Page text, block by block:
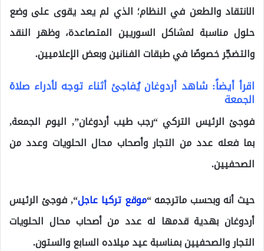
الانتقاد والطعن في النظام؛ الذي لم يعد يقوى على وضع
حلول مناسبة لمشاكل السوريين المتصاعدة، وظهر النقد
والتضجّر خصوصًا في طبقات الفنانين وبعض الإعلاميين.
اقرأ أيضاً: شاهد أردوغان يُفاجئ أثناء توجه لأدراء صلاة
الجمعة
فوجئ الرئيس التركي “رجب طيب أردوغان”, اليوم الجمعة,
بما فعله عدد من التجار وأصحاب محال الحلويات وعدد من
الصحفيين.
حيث أنه وبحسب ماترجمه “موقع تركيا عاجل“, فوجئ الرئيس
أردوغان بهدية قدمها له عدد من أصحاب محال الحلويات
التجار والصحفيين بمناسبة عيد ميلاده السابع والستون.